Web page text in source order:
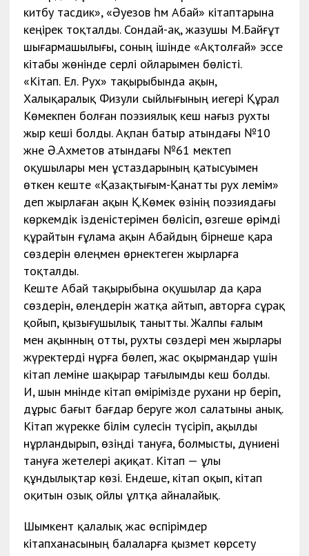
китәбу тасдик», «Әуезов һәм Абай» кітаптарына
кеңірек тоқталды. Сондай-ақ, жазушы М.Байғұт
шығармашылығы, соның ішінде «Ақтолғай» эссе
кітабы жөнінде әсерлі ойларымен бөлісті.
«Кітап. Ел. Рух» тақырыбында ақын,
Халықаралық Физули сыйлығының иегері Құрал
Көмекпен болған поэзиялық кеш нағыз рухты
жыр кеші болды. Ақпан батыр атындағы №10
және Ә.Ахметов атындағы №61 мектеп
оқушылары мен ұстаздарының қатысуымен
өткен кеште «Қазақтығым-Қанатты рух әлемім»
деп жырлаған ақын Қ.Көмек өзінің поэзиядағы
көркемдік ізденістерімен бөлісіп, өзгеше өрімді
құрайтын ғұлама ақын Абайдың бірнеше қара
сөздерін өлеңмен өрнектеген жырларға
тоқталды.
Кеште Абай тақырыбына оқушылар да қара
сөздерін, өлеңдерін жатқа айтып, авторға сұрақ
қойып, қызығушылық танытты. Жалпы ғалым
мен ақынның отты, рухты сөздері мен жырлары
жүректерді нұрға бөлеп, жас оқырмандар үшін
кітап әлеміне шақырар тағылымды кеш болды.
Иә, шын мәнінде кітап өмірімізде рухани нәр беріп,
дұрыс бағыт бағдар беруге жол салатыны анық.
Кітап жүрекке білім сәулесін түсіріп, ақылды
нұрландырып, өзіңді тануға, болмысты, дүниені
тануға жетелері ақиқат. Кітап — ұлы
құндылықтар көзі. Ендеше, кітап оқып, кітап
оқитын озық ойлы ұлтқа айналайық.
Шымкент қалалық жас өспірімдер
кітапханасының балаларға қызмет көрсету